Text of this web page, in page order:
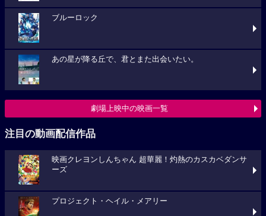
ブルーロック
あの星が降る丘で、君とまた出会いたい。
劇場上映中の映画一覧
注目の動画配信作品
映画クレヨンしんちゃん 超華麗！灼熱のカスカベダンサ
ーズ
プロジェクト・ヘイル・メアリー